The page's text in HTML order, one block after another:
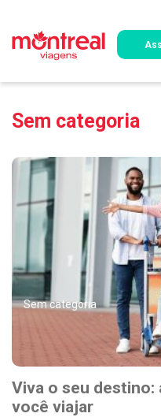
Sem categoria
Sem categoria
Viva o seu destino:
você viajar